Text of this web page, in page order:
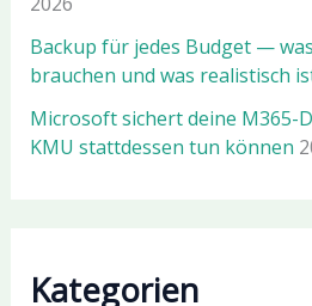
Backup für jedes Budget —
brauchen und was realistisch
Microsoft sichert deine M365-
KMU stattdessen tun können
Kategorien